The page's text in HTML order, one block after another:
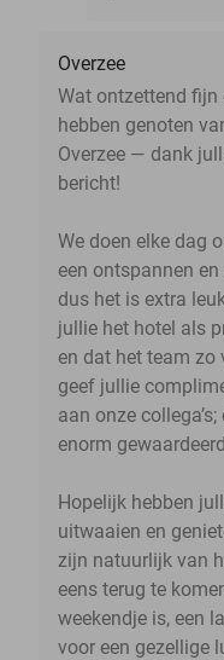
Overzee
Wat ontzettend
hebben genoten
Overzee — dank
bericht!
We doen elke dag
een ontspannen
dus het is extra
jullie het hotel als
en dat het team zo
geef jullie
aan onze
enorm
Hopelijk hebben
uitwaaien en
zijn natuurlijk van
eens terug te
weekendje is, een
voor een gezellige